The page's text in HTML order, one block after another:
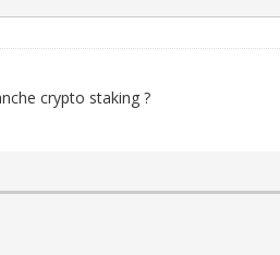
crypto staking ?